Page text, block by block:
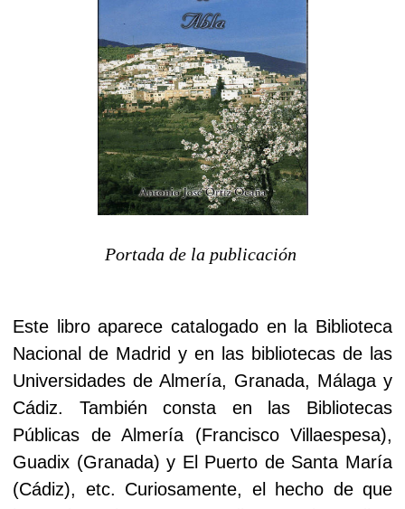
Portada de la publicación
Este libro aparece catalogado en la Biblioteca
Nacional de Madrid y en las bibliotecas de las
Universidades de Almería, Granada, Málaga y
Cádiz. También consta en las Bibliotecas
Públicas de Almería (Francisco Villaespesa),
Guadix (Granada) y El Puerto de Santa María
(Cádiz), etc. Curiosamente, el hecho de que